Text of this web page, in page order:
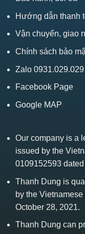
Hướng dẫn thanh
Vận chuyển, giao
Chính sách bảo
Zalo 0931.029.029
Facebook Page
Google MAP
Our company is a
issued by the
0109152593
Thanh Dung is
by the
October 28, 2021.
Thanh Dung can